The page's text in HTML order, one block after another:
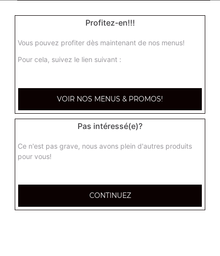
2.50
Coca cola 1,25l
Vin rouge 75 cl
9.00€
Profitez-en!!!
Vous pouvez profiter dès maintenant de nos menus!
Pour cela, suivez le lien suivant :
VOIR NOS MENUS & PROMOS!
Pas intéressé(e)?
Ce n'est pas grave, nous avons plein d'autres produits
pour vous!
CONTINUEZ